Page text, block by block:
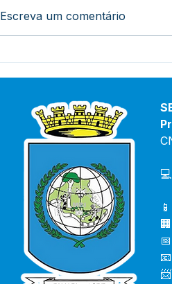
Movimenta Bujari.
Escreva um comentário
📧